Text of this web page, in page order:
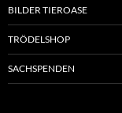
BILDER TIEROASE
TRÖDELSHOP
SACHSPENDEN